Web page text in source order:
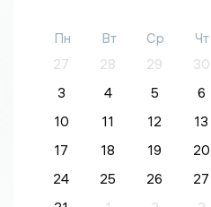
Пн Вт Ср Чт
27
28 29 30
3
4 5 6
10
11 12 13
17
18 19 20
24
25 26 27